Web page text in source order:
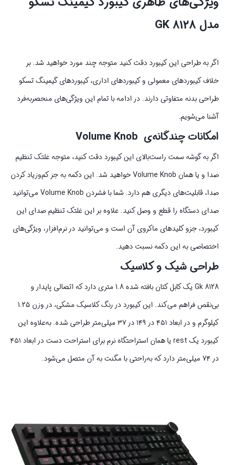
مدل
اگر به طراحی این کیبورد دقت کنید متوجه چند مورد خواهید شد. بر
خلاف کیبوردهای معمولی و کیبوردهای اداری، کیبوردهای گیمینگ تسکو
طراحی بدنه متفاوتی دارند. در ادامه با تمام این ویژگی‌های منحصربه‌فرد
آشنا می‌شویم.
امکانات چندگانه‌ی Volume Knob
اگر به گوشه سمت راست‌بالای این کیبورد دقت کنید، متوجه غلتک تنظیم
صدا و یا همان Volume Knob خواهید شد. این دکمه به جز کم‌وزیاد کردن
صدا، قابلیت‌های دیگری هم دارد. شما با فشردن Volume Knob می‌توانید
صدای دستگاه را قطع و وصل کنید. علاوه بر این غلتک تنظیم صدای این
کیبورد، جزو کلیدهای ماکروی آن است و می‌توانید در نرم‌افزار، ویژگی‌های
اختصاصی به این دکمه نسبت دهید.
طراحی شیک و کلاسیک
Gk 8128 یک کابل کتان بافته شده 1.8 متری دارد که اتصالی پایدار و
بی‌نقص فراهم می‌کند. این کیبورد در رنگ کلاسیک مشکی، در وزن 1.25
کیلوگرم و در ابعاد ۴۵۱ در ۱۴۹ در ۳۷ میلی‌متر طراحی شده. به‌علاوه این
کیبورد یک rest یا همان استراحتگاه نرم برای استراحت دست در ابعاد ۴۵۱
در ۷۴ میلی‌متر دارد که به‌راحتی با مگنت به آن متصل می‌شود.